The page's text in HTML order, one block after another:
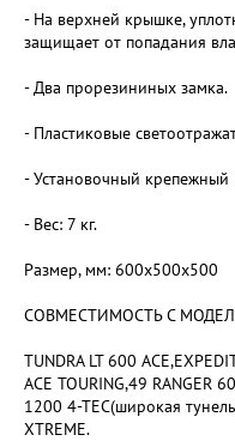
- На верхней крышке,
защищает от попадания
- Два прорезининых замка.
- Пластиковые
- Установочный крепежный
- Вес: 7 кг.
Размер, мм: 600x500x500
СОВМЕСТИМОСТЬ С
TUNDRA LT 600
ACE TOURING,49 RANGER
1200 4-TEC(широкая
XTREME.